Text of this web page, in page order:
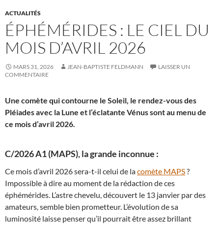
ACTUALITÉS
ÉPHÉMÉRIDES : LE CIEL DU
MOIS D’AVRIL 2026
MARS 31, 2026 JEAN-BAPTISTE FELDMANN
LAISSER UN
COMMENTAIRE
Une comète qui contourne le Soleil, le rendez-vous des
Pléiades avec la Lune et l’éclatante Vénus sont au menu de
ce mois d’avril 2026.
C/2026 A1 (MAPS), la grande inconnue :
Ce mois d’avril 2026 sera-t-il celui de lacomète MAPS?
Impossible à dire au moment de la rédaction de ces
éphémérides. L’astre chevelu, découvert le 13 janvier par des
amateurs, semble bien prometteur. L’évolution de sa
luminosité laisse penser qu’il pourrait être assez brillant